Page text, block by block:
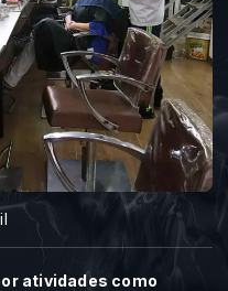
atividades como